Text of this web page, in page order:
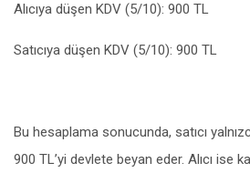
Alıcıya düşen KDV (5/10): 900 TL
Satıcıya düşen KDV (5/10): 900 TL
Bu hesaplama sonucunda, satıcı
900 TL’yi devlete beyan eder. Alıcı ise